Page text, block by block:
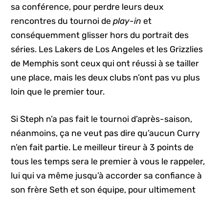
sa conférence, pour perdre leurs deux
rencontres du tournoi deplay-in et
conséquemment glisser hors du portrait des
séries. Les Lakers de Los Angeles et les Grizzlies
de Memphis sont ceux qui ont réussi à se tailler
une place, mais les deux clubs n’ont pas vu plus
loin que le premier tour.
Si Steph n’a pas fait le tournoi d’après-saison,
néanmoins, ça ne veut pas dire qu’aucun Curry
n’en fait partie. Le meilleur tireur à 3 points de
tous les temps sera le premier à vous le rappeler,
lui qui va même jusqu’à accorder sa confiance à
son frère Seth et son équipe, pour ultimement